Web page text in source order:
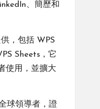
、簡歷和
，包括 WPS
Sheets，它
使用，並擴大
球領導者，證